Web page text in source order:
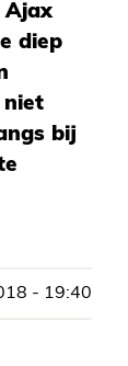
Ajax
diep
niet
bij
- 19:40